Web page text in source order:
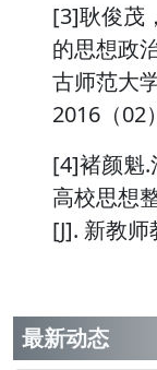
[3]耿俊茂
的思想政
古师范大
2016（02
[4]褚颜魁.
高校思想
[J]. 新教
最新动态